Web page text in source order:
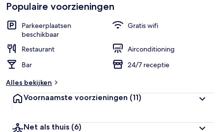
Populaire voorzieningen
Parkeerplaatsen
beschikbaar
Gratis wifi
Restaurant
Airconditioning
Bar
24/7 receptie
Alles bekijken
Voornaamste voorzieningen (11)
Net als thuis (6)